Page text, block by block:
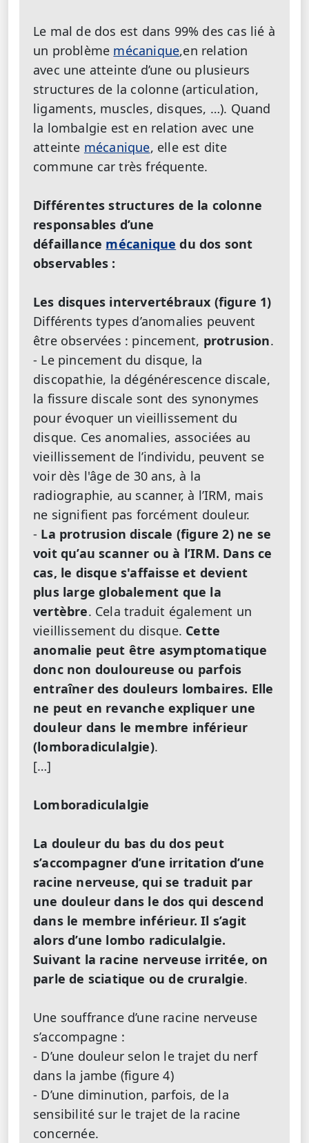
Le mal de dos est dans 99% des cas lié à
un problème mécanique,en relation
avec une atteinte d’une ou plusieurs
structures de la colonne (articulation,
ligaments, muscles, disques, …). Quand
la lombalgie est en relation avec une
atteinte mécanique, elle est dite
commune car très fréquente.
Différentes structures de la colonne
responsables d’une
défaillance mécanique du dos sont
observables :
Les disques intervertébraux (figure 1)
Différents types d’anomalies peuvent
être observées : pincement, protrusion.
- Le pincement du disque, la
discopathie, la dégénérescence discale,
la fissure discale sont des synonymes
pour évoquer un vieillissement du
disque. Ces anomalies, associées au
vieillissement de l’individu, peuvent se
voir dès l'âge de 30 ans, à la
radiographie, au scanner, à l’IRM, mais
ne signifient pas forcément douleur.
- La protrusion discale (figure 2) ne se
voit qu’au scanner ou à l’IRM. Dans ce
cas, le disque s'affaisse et devient
plus large globalement que la
vertèbre. Cela traduit également un
vieillissement du disque. Cette
anomalie peut être asymptomatique
donc non douloureuse ou parfois
entraîner des douleurs lombaires. Elle
ne peut en revanche expliquer une
douleur dans le membre inférieur
(lomboradiculalgie).
[…]
Lomboradiculalgie
La douleur du bas du dos peut
s’accompagner d’une irritation d’une
racine nerveuse, qui se traduit par
une douleur dans le dos qui descend
dans le membre inférieur. Il s’agit
alors d’une lombo radiculalgie.
Suivant la racine nerveuse irritée, on
parle de sciatique ou de cruralgie.
Une souffrance d’une racine nerveuse
s’accompagne :
- D’une douleur selon le trajet du nerf
dans la jambe (figure 4)
- D’une diminution, parfois, de la
sensibilité sur le trajet de la racine
concernée.